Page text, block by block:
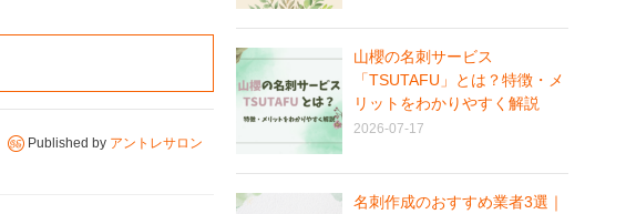
Published by アントレサロン
山櫻の名刺サービス
「TSUTAFU」とは？特徴・メ
リットをわかりやすく解説
2026-07-17
名刺作成のおすすめ業者3選｜